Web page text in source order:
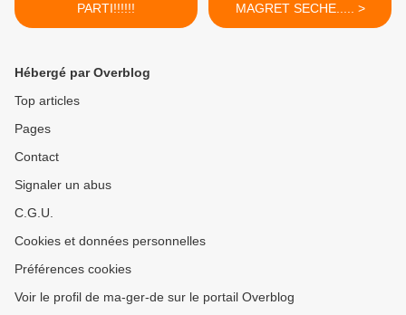
PARTI!!!!!!
MAGRET SECHE..... >
Hébergé par Overblog
Top articles
Pages
Contact
Signaler un abus
C.G.U.
Cookies et données personnelles
Préférences cookies
Voir le profil de ma-ger-de sur le portail Overblog